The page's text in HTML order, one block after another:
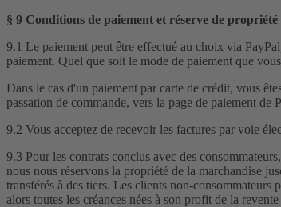
§ 9 Conditions de paiement et réserve de propriété
9.1 Le paiement peut être effectué au choix via
paiement. Quel que soit le mode de paiement que
Dans le cas d'un paiement par carte de crédit, vous
passation de commande, vers la page de paiement
9.2 Vous acceptez de recevoir les factures par voie
9.3 Pour les contrats conclus avec des
nous nous réservons la propriété de la marchandise
transférés à des tiers. Les clients non-
alors toutes les créances nées à son profit de la